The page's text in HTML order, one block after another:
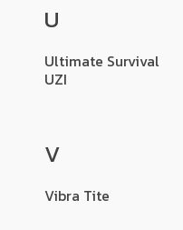
U
Ultimate Survival
UZI
V
Vibra Tite